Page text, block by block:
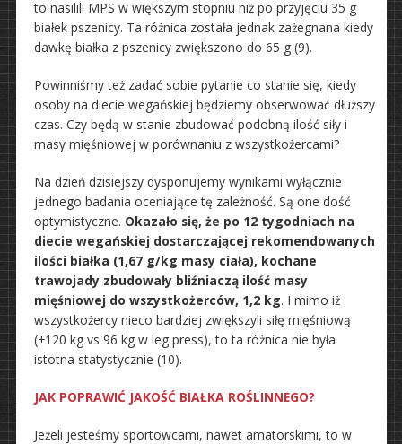
to nasilili MPS w większym stopniu niż po przyjęciu 35 g
białek pszenicy. Ta różnica została jednak zażegnana kiedy
dawkę białka z pszenicy zwiększono do 65 g (9).
Powinniśmy też zadać sobie pytanie co stanie się, kiedy
osoby na diecie wegańskiej będziemy obserwować dłuższy
czas. Czy będą w stanie zbudować podobną ilość siły i
masy mięśniowej w porównaniu z wszystkożercami?
Na dzień dzisiejszy dysponujemy wynikami wyłącznie
jednego badania oceniające tę zależność. Są one dość
optymistyczne. Okazało się, że po 12 tygodniach na
diecie wegańskiej dostarczającej rekomendowanych
ilości białka (1,67 g/kg masy ciała), kochane
trawojady zbudowały bliźniaczą ilość masy
mięśniowej do wszystkożerców, 1,2 kg. I mimo iż
wszystkożercy nieco bardziej zwiększyli siłę mięśniową
(+120 kg vs 96 kg w leg press), to ta różnica nie była
istotna statystycznie (10).
JAK POPRAWIĆ JAKOŚĆ BIAŁKA ROŚLINNEGO?
Jeżeli jesteśmy sportowcami, nawet amatorskimi, to w